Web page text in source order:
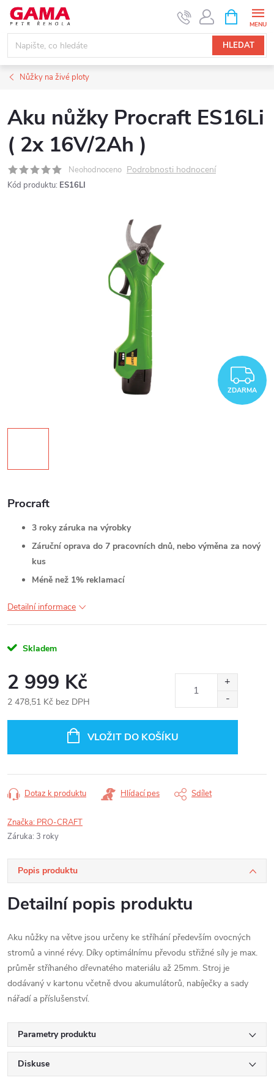
Přejít
obsah
HLEDAT
NÁKUPNÍ
KOŠÍK
Nůžky na živé ploty
Aku nůžky Procraft ES16Li
( 2x 16V/2Ah )
Neohodnoceno Podrobnosti hodnocení
Kód produktu: ES16LI
ZDARMA
Procraft
3 roky záruka na výrobky
Záruční oprava do 7 pracovních dnů, nebo výměna za nový
kus
Méně než 1% reklamací
Detailní informace
Skladem
2 999 Kč
2 478,51 Kč bez DPH
VLOŽIT DO KOŠÍKU
Dotaz k produktu Hlídací pes Sdílet
Značka: PRO-CRAFT
Záruka: 3 roky
Popis produktu
Detailní popis produktu
Aku nůžky na větve jsou určeny ke stříhání především ovocných
stromů a vinné révy. Díky optimálnímu převodu střižné síly je max.
průměr stříhaného dřevnatého materiálu až 25mm. Stroj je
dodávaný v kartonu včetně dvou akumulátorů, nabíječky a sady
nářadí a příslušenství.
Parametry produktu
Diskuse